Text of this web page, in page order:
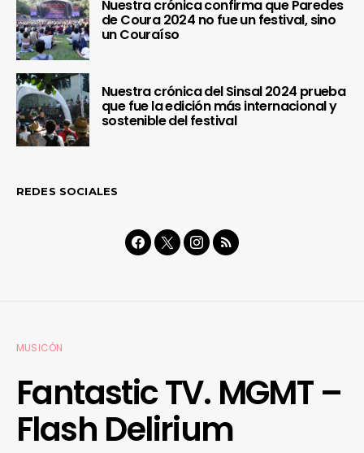
Nuestra crónica confirma que Paredes
de Coura 2024 no fue un festival, sino
un Couraíso
Nuestra crónica del Sinsal 2024 prueba
que fue la edición más internacional y
sostenible del festival
REDES SOCIALES
MUSICÓN
Fantastic TV. MGMT –
Flash Delirium